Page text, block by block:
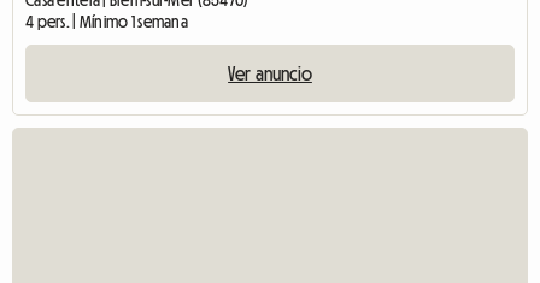
4 pers. | Mínimo 1 semana
Ver anuncio